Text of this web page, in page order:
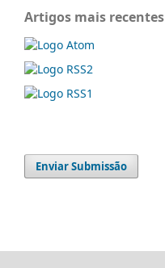
Artigos mais recentes
Enviar Submissão